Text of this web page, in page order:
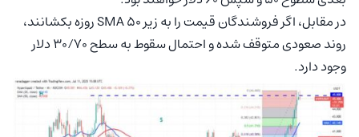
در مقابل، اگر فروشندگان قیمت را به زیر SMA 50 روزه بکشانند،
روند صعودی متوقف شده و احتمال سقوط به سطح ۳۰/۷۰ دلار
وجود دارد.